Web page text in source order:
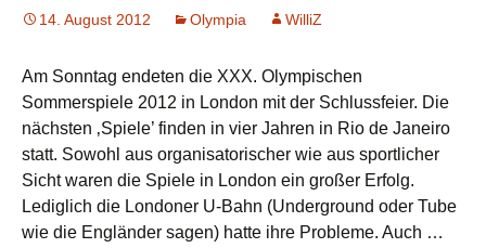
14. August 2012 Olympia WilliZ
Am Sonntag endeten die XXX. Olympischen
Sommerspiele 2012 in London mit der Schlussfeier. Die
nächsten ‚Spiele’ finden in vier Jahren in Rio de Janeiro
statt. Sowohl aus organisatorischer wie aus sportlicher
Sicht waren die Spiele in London ein großer Erfolg.
Lediglich die Londoner U-Bahn (Underground oder Tube
wie die Engländer sagen) hatte ihre Probleme. Auch …